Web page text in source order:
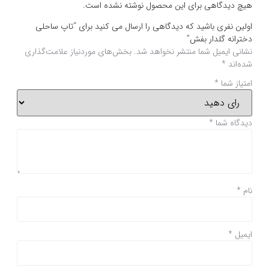
هیچ دیدگاهی برای این محصول نوشته نشده است.
اولین نفری باشید که دیدگاهی را ارسال می کنید برای “تاپ ساحلی
دخترانه گلدار بفش”
نشانی ایمیل شما منتشر نخواهد شد. بخش‌های موردنیاز علامت‌گذاری
شده‌اند *
امتیاز شما *
دیدگاه شما *
نام *
ایمیل *